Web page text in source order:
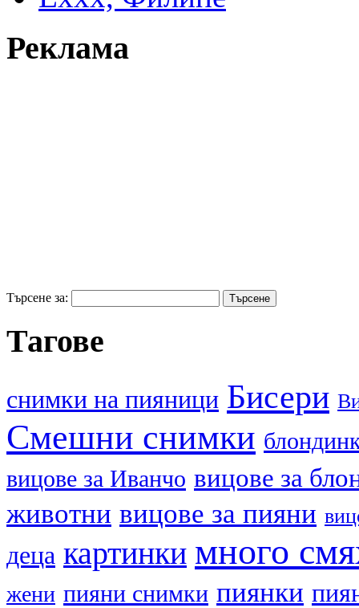
Реклама
Търсене за:
Тагове
cнимки на пияници Бисери
Смешни снимки
вицове за Иванчо вицове за
животни вицове за пияни
деца картинки много
жени пияни снимки пиянки